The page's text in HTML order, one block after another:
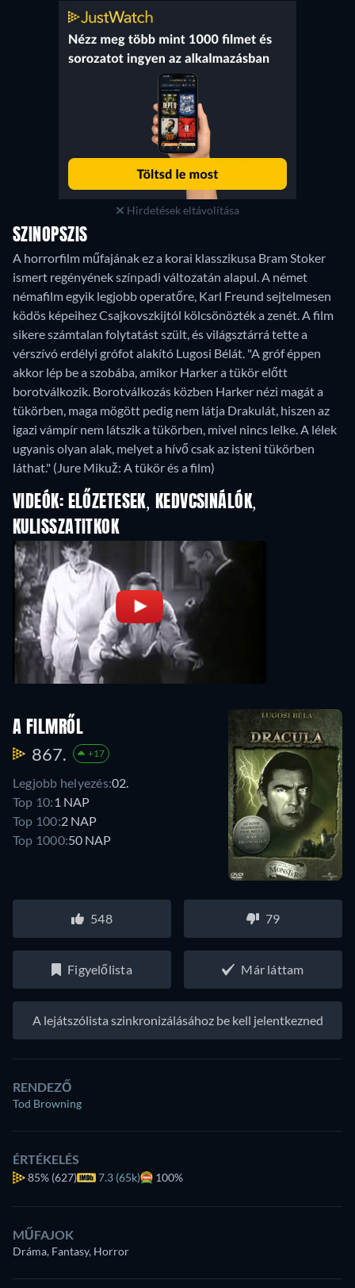
Hirdetések eltávolítása
SZINOPSZIS
A horrorfilm műfajának ez a korai klasszikusa Bram Stoker
ismert regényének színpadi változatán alapul. A német
némafilm egyik legjobb operatőre, Karl Freund sejtelmesen
ködös képeihez Csajkovszkijtól kölcsönözték a zenét. A film
sikere számtalan folytatást szült, és világsztárrá tette a
vérszívó erdélyi grófot alakító Lugosi Bélát. "A gróf éppen
akkor lép be a szobába, amikor Harker a tükör előtt
borotválkozik. Borotválkozás közben Harker nézi magát a
tükörben, maga mögött pedig nem látja Drakulát, hiszen az
igazi vámpír nem látszik a tükörben, mivel nincs lelke. A lélek
ugyanis olyan alak, melyet a hívő csak az isteni tükörben
láthat." (Jure Mikuž: A tükör és a film)
VIDEÓK: ELŐZETESEK, KEDVCSINÁLÓK,
KULISSZATITKOK
A FILMRŐL
867. +17
Legjobb helyezés:02.
Top 10: 1 NAP
Top 100:2 NAP
Top 1000:50 NAP
548 79
Figyelőlista Már láttam
A lejátszólista szinkronizálásához be kell jelentkezned
RENDEZŐ
Tod Browning
ÉRTÉKELÉS
85% (627) 7.3 (65k) 100%
MŰFAJOK
Dráma, Fantasy, Horror